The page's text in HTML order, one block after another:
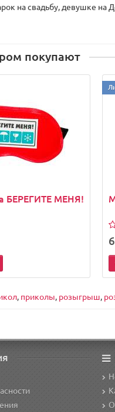
на свадьбу, девушке на
покупают
БЕРЕГИТЕ МЕНЯ!
, приколы, розыгрыш,